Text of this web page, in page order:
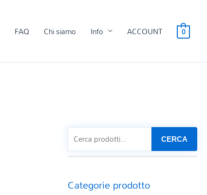
FAQ Chi siamo Info ACCOUNT 0
CERCA
Categorie prodotto